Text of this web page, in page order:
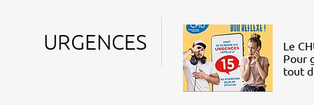
URGENCES
Le
Pour
tout